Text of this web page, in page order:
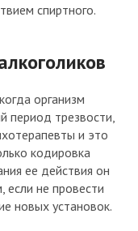
спиртного.
организм
период трезвости,
и это
кодировка
ее действия он
если не провести
новых установок.